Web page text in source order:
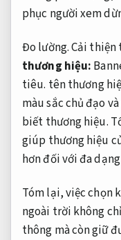
phục người xem
Đo lường.Cải thiện
thương hiệu:
tiêu. tên thương
màu sắc chủ đạo
biết thương hiệu.
giúp thương hiệu
hơn đối với đa
Tóm lại, việc chọn
ngoài trời không
thông mà còn giữ